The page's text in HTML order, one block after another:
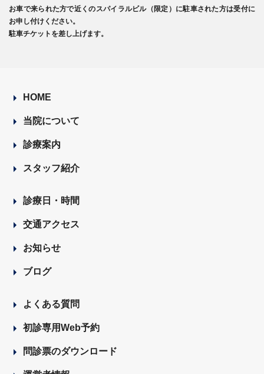
お車で来られた方で近くのスパイラルビル（限定）に駐車された方は受付に
お申し付けください。
駐車チケットを差し上げます。
HOME
当院について
診療案内
スタッフ紹介
診療日・時間
交通アクセス
お知らせ
ブログ
よくある質問
初診専用Web予約
問診票のダウンロード